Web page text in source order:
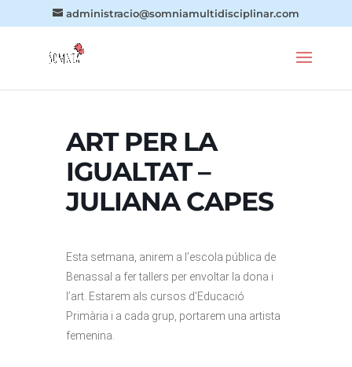
administracio@somniamultidisciplinar.com
ART PER LA
IGUALTAT –
JULIANA CAPES
Esta setmana, anirem a l’escola pública de
Benassal a fer tallers per envoltar la dona i
l’art. Estarem als cursos d’Educació
Primària i a cada grup, portarem una artista
femenina.